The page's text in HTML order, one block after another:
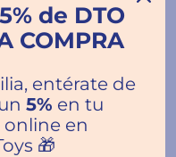
de nuestras
de DTO
COMPRA
entérate de
5% en tu
online en
🎁